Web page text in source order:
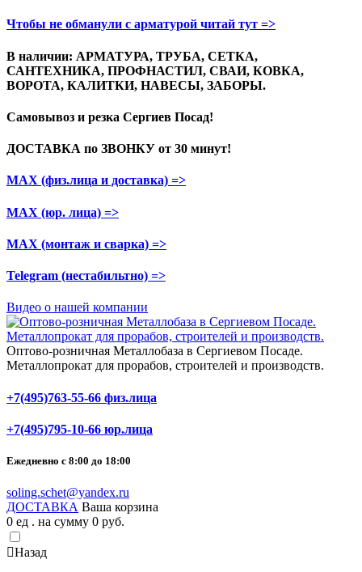
Чтобы не обманули с арматурой читай тут =>
В наличии: АРМАТУРА, ТРУБА, СЕТКА,
САНТЕХНИКА, ПРОФНАСТИЛ, СВАИ, КОВКА,
ВОРОТА, КАЛИТКИ, НАВЕСЫ, ЗАБОРЫ.
Самовывоз и резка Сергиев Посад!
ДОСТАВКА по ЗВОНКУ от 30 минут!
МАХ (физ.лица и доставка) =>
МАХ (юр. лица) =>
МАХ (монтаж и сварка) =>
Telegram (нестабильтно) =>
Видео о нашей компании
Оптово-розничная Металлобаза в Сергиевом Посаде.
Металлопрокат для прорабов, строителей и производств.
+7(495)763-55-66 физ.лица
+7(495)795-10-66 юр.лица
Ежедневно с 8:00 до 18:00
soling.schet@yandex.ru
ДОСТАВКА Ваша корзина
0 ед . на сумму 0 pуб.
Назад